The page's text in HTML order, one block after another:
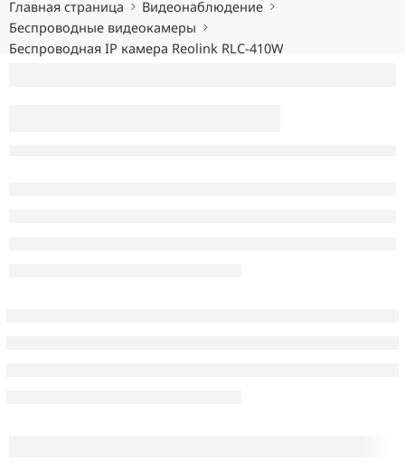
Главная страница
Видеонаблюдение
Беспроводные видеокамеры
Беспроводная IP камера Reolink RLC-410W